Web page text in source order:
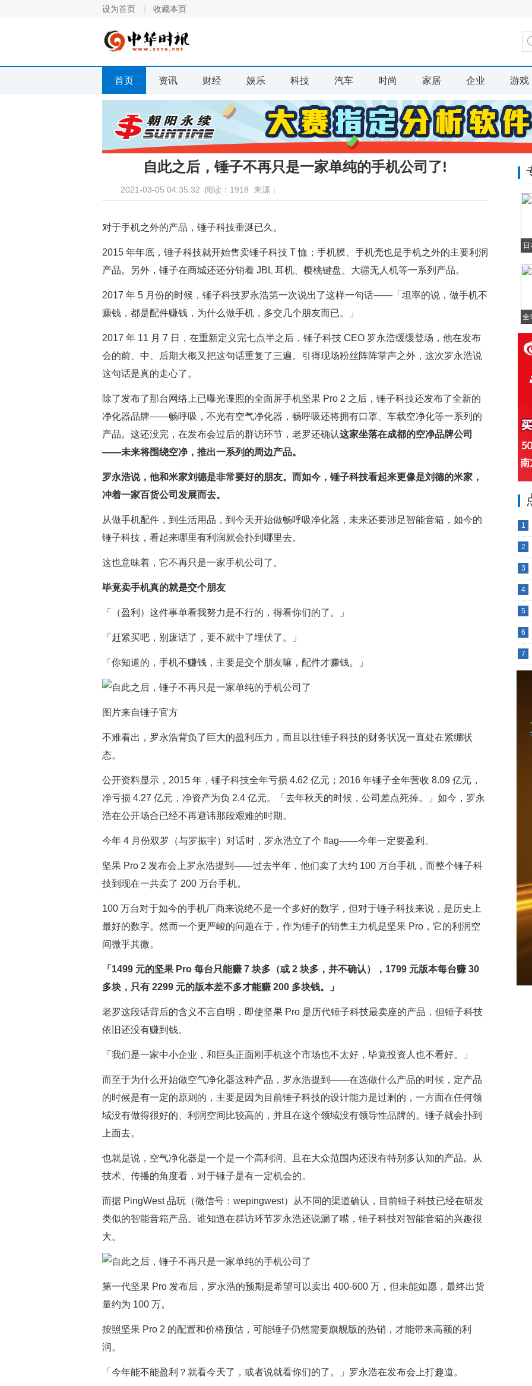
设为首页 收藏本页
首页 资讯 财经 娱乐 科技 汽车 时尚 家居 企业 游戏
自此之后，锤子不再只是一家单纯的手机公司了!
2021-03-05 04:35:32 阅读：1918 来源：
对于手机之外的产品，锤子科技垂涎已久。
2015 年年底，锤子科技就开始售卖锤子科技 T 恤；手机膜、手机壳也是手机之外的主要利润
产品。另外，锤子在商城还还分销着 JBL 耳机、樱桃键盘、大疆无人机等一系列产品。
2017 年 5 月份的时候，锤子科技罗永浩第一次说出了这样一句话——「坦率的说，做手机不
赚钱，都是配件赚钱，为什么做手机，多交几个朋友而已。」
2017 年 11 月 7 日，在重新定义完七点半之后，锤子科技 CEO 罗永浩缓缓登场，他在发布
会的前、中、后期大概又把这句话重复了三遍。引得现场粉丝阵阵掌声之外，这次罗永浩说
这句话是真的走心了。
除了发布了那台网络上已曝光谍照的全面屏手机坚果 Pro 2 之后，锤子科技还发布了全新的
净化器品牌——畅呼吸，不光有空气净化器，畅呼吸还将拥有口罩、车载空净化等一系列的
产品。这还没完，在发布会过后的群访环节，老罗还确认这家坐落在成都的空净品牌公司
——未来将围绕空净，推出一系列的周边产品。
罗永浩说，他和米家刘德是非常要好的朋友。而如今，锤子科技看起来更像是刘德的米家，
冲着一家百货公司发展而去。
从做手机配件，到生活用品，到今天开始做畅呼吸净化器，未来还要涉足智能音箱，如今的
锤子科技，看起来哪里有利润就会扑到哪里去。
这也意味着，它不再只是一家手机公司了。
毕竟卖手机真的就是交个朋友
「（盈利）这件事单看我努力是不行的，得看你们的了。」
「赶紧买吧，别废话了，要不就中了埋伏了。」
「你知道的，手机不赚钱，主要是交个朋友嘛，配件才赚钱。」
图片来自锤子官方
不难看出，罗永浩背负了巨大的盈利压力，而且以往锤子科技的财务状况一直处在紧绷状
态。
公开资料显示，2015 年，锤子科技全年亏损 4.62 亿元；2016 年锤子全年营收 8.09 亿元，
净亏损 4.27 亿元，净资产为负 2.4 亿元。「去年秋天的时候，公司差点死掉。」如今，罗永
浩在公开场合已经不再避讳那段艰难的时期。
今年 4 月份双罗（与罗振宇）对话时，罗永浩立了个 flag——今年一定要盈利。
坚果 Pro 2 发布会上罗永浩提到——过去半年，他们卖了大约 100 万台手机，而整个锤子科
技到现在一共卖了 200 万台手机。
100 万台对于如今的手机厂商来说绝不是一个多好的数字，但对于锤子科技来说，是历史上
最好的数字。然而一个更严峻的问题在于，作为锤子的销售主力机是坚果 Pro，它的利润空
间微乎其微。
「1499 元的坚果 Pro 每台只能赚 7 块多（或 2 块多，并不确认），1799 元版本每台赚 30
多块，只有 2299 元的版本差不多才能赚 200 多块钱。」
老罗这段话背后的含义不言自明，即使坚果 Pro 是历代锤子科技最卖座的产品，但锤子科技
依旧还没有赚到钱。
「我们是一家中小企业，和巨头正面刚手机这个市场也不太好，毕竟投资人也不看好。」
而至于为什么开始做空气净化器这种产品，罗永浩提到——在选做什么产品的时候，定产品
的时候是有一定的原则的，主要是因为目前锤子科技的设计能力是过剩的，一方面在任何领
域没有做得很好的、利润空间比较高的，并且在这个领域没有领导性品牌的。锤子就会扑到
上面去。
也就是说，空气净化器是一个是一个高利润、且在大众范围内还没有特别多认知的产品。从
技术、传播的角度看，对于锤子是有一定机会的。
而据 PingWest 品玩（微信号：wepingwest）从不同的渠道确认，目前锤子科技已经在研发
类似的智能音箱产品。谁知道在群访环节罗永浩还说漏了嘴，锤子科技对智能音箱的兴趣很
大。
第一代坚果 Pro 发布后，罗永浩的预期是希望可以卖出 400-600 万，但未能如愿，最终出货
量约为 100 万。
按照坚果 Pro 2 的配置和价格预估，可能锤子仍然需要旗舰版的热销，才能带来高额的利
润。
「今年能不能盈利？就看今天了，或者说就看你们的了。」罗永浩在发布会上打趣道。
全
1
2
3
4
5
6
7